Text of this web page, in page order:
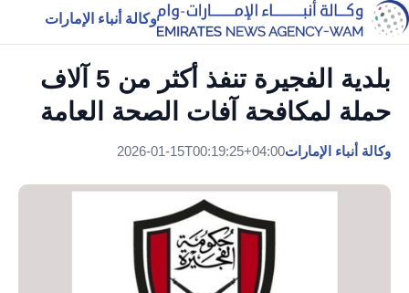
وكالة أنباء الإمارات
بلدية الفجيرة تنفذ أكثر من 5 آلاف
حملة لمكافحة آفات الصحة العامة
وكالة أنباء الإمارات2026-01-15T00:19:25+04:00